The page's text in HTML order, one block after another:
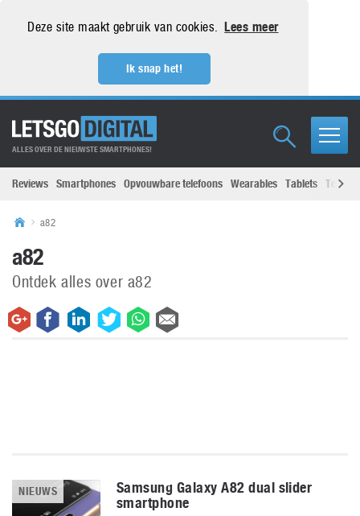
Deze site maakt gebruik van cookies. Lees meer
Ik snap het!
ALLES OVER DE NIEUWSTE SMARTPHONES!
Reviews Smartphones Opvouwbare telefoons Wearables Tablets
a82
a82
Ontdek alles over a82
NIEUWS
Samsung Galaxy A82 dual slider
smartphone